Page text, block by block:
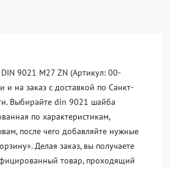
9021 M27 ZN (Артикул: 00-
и на заказ с доставкой по Санкт-
Выбирайте din 9021 шайба
по характеристикам,
после чего добавляйте нужные
Делая заказ, вы получаете
товар, проходящий